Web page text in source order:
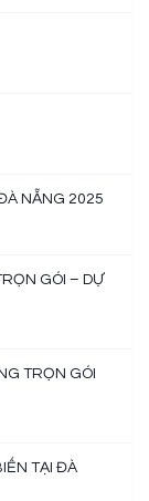
NẴNG 2025
GÓI – DỰ
TRỌN GÓI
TẠI ĐÀ